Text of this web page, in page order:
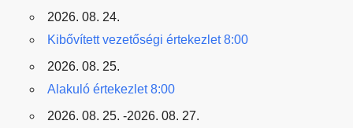
2026. 08. 24.
Kibővített vezetőségi értekezlet 8:00
2026. 08. 25.
Alakuló értekezlet 8:00
2026. 08. 25. -2026. 08. 27.